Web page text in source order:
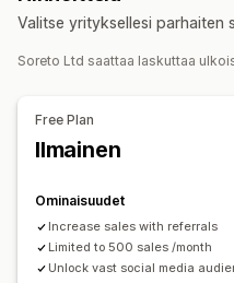
Valitse yrityksellesi parhaiten
Soreto Ltd saattaa laskuttaa
Free Plan
Ilmainen
Ominaisuudet
Increase sales with referrals
Limited to 500 sales /month
Unlock vast social media